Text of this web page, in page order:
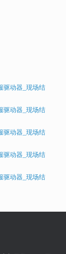
驱动器_现场结
驱动器_现场结
驱动器_现场结
驱动器_现场结
驱动器_现场结